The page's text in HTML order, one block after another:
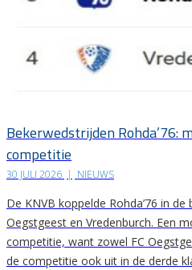
Bekerwedstrijden Rohda’76:
competitie
30 JULI 2026 | NIEUWS
De KNVB koppelde Rohda’76 in
Oegstgeest en Vredenburch. Een
competitie, want zowel FC
de competitie ook uit in de derde